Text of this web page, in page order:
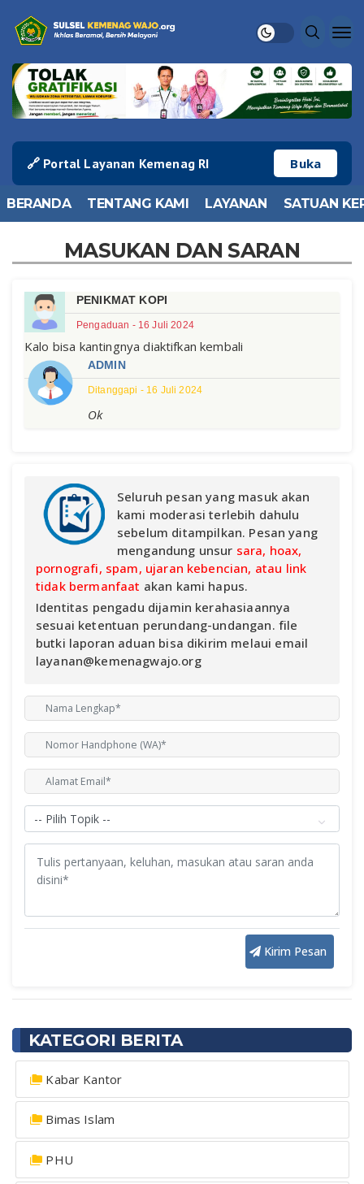
🔗 Portal Layanan Kemenag RI Buka
BERANDA TENTANG KAMI LAYANAN SATUAN
MASUKAN DAN SARAN
PENIKMAT KOPI
Pengaduan - 16 Juli 2024
Kalo bisa kantingnya diaktifkan kembali
ADMIN
Ditanggapi - 16 Juli 2024
Ok
Seluruh pesan yang masuk akan
kami moderasi terlebih dahulu
sebelum ditampilkan. Pesan yang
mengandung unsur sara, hoax,
pornografi, spam, ujaran kebencian, atau link
tidak bermanfaat akan kami hapus.
Identitas pengadu dijamin kerahasiaannya
sesuai ketentuan perundang-undangan. file
butki laporan aduan bisa dikirim melaui email
layanan@kemenagwajo.org
Kirim Pesan
KATEGORI BERITA
Kabar Kantor
Bimas Islam
PHU